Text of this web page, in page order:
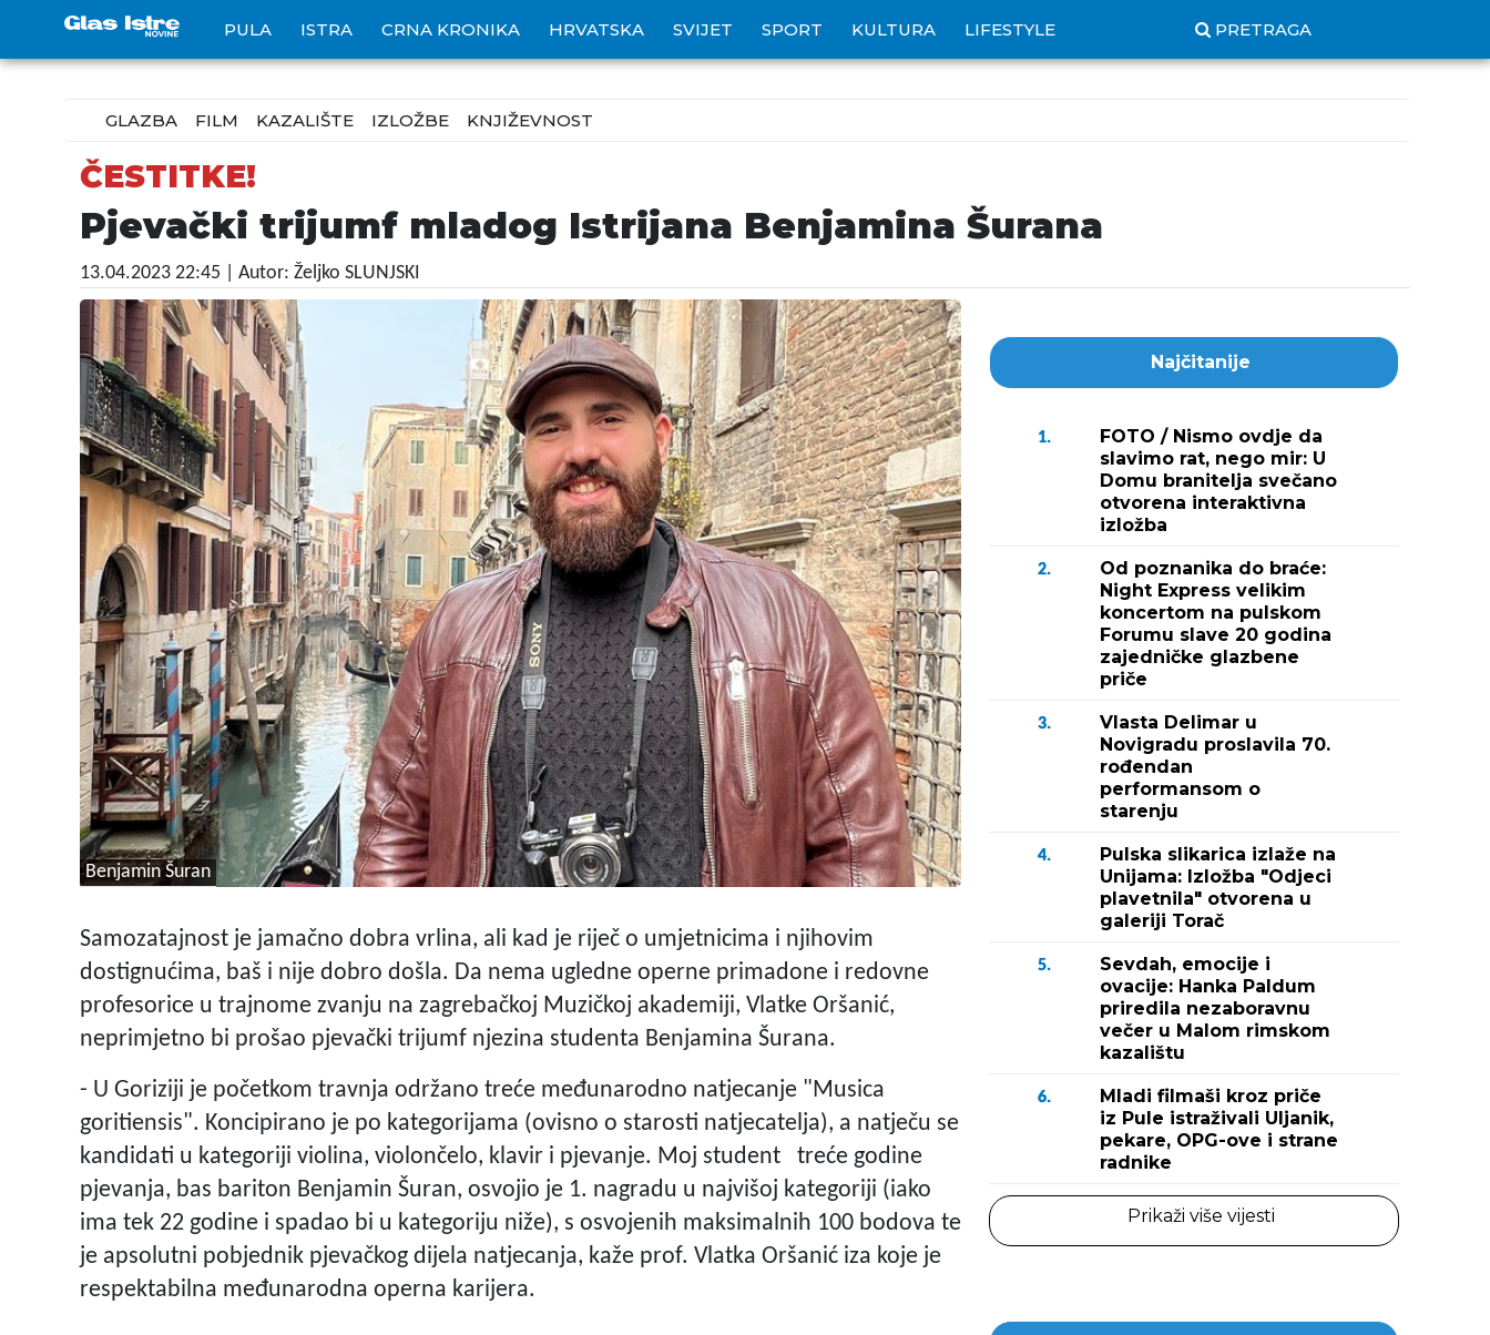
PULA ISTRA CRNA KRONIKA HRVATSKA SVIJET SPORT KULTURA LIFESTYLE PRETRAGA
GLAZBA FILM KAZALIŠTE IZLOŽBE KNJIŽEVNOST
ČESTITKE!
Pjevački trijumf mladog Istrijana Benjamina Šurana
13.04.2023 22:45 | Autor: Željko SLUNJSKI
Benjamin Šuran
Samozatajnost je jamačno dobra vrlina, ali kad je riječ o umjetnicima i njihovim
dostignućima, baš i nije dobro došla. Da nema ugledne operne primadone i redovne
profesorice u trajnome zvanju na zagrebačkoj Muzičkoj akademiji, Vlatke Oršanić,
neprimjetno bi prošao pjevački trijumf njezina studenta Benjamina Šurana.
- U Goriziji je početkom travnja održano treće međunarodno natjecanje "Musica
goritiensis". Koncipirano je po kategorijama (ovisno o starosti natjecatelja), a natječu se
kandidati u kategoriji violina, violončelo, klavir i pjevanje. Moj student treće godine
pjevanja, bas bariton Benjamin Šuran, osvojio je 1. nagradu u najvišoj kategoriji (iako
ima tek 22 godine i spadao bi u kategoriju niže), s osvojenih maksimalnih 100 bodova te
je apsolutni pobjednik pjevačkog dijela natjecanja, kaže prof. Vlatka Oršanić iza koje je
respektabilna međunarodna operna karijera.
Najčitanije
1.
FOTO / Nismo ovdje da
slavimo rat, nego mir: U
Domu branitelja svečano
otvorena interaktivna
izložba
2.
Od poznanika do braće:
Night Express velikim
koncertom na pulskom
Forumu slave 20 godina
zajedničke glazbene
priče
3.
Vlasta Delimar u
Novigradu proslavila 70.
rođendan
performansom o
starenju
4.
Pulska slikarica izlaže na
Unijama: Izložba "Odjeci
plavetnila" otvorena u
galeriji Torač
5.
Sevdah, emocije i
ovacije: Hanka Paldum
priredila nezaboravnu
večer u Malom rimskom
kazalištu
6.
Mladi filmaši kroz priče
iz Pule istraživali Uljanik,
pekare, OPG-ove i strane
radnike
Prikaži više vijesti